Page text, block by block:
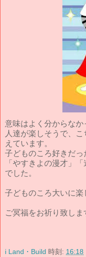
意味はよく分からな
人達が楽しそうで、
えています。
子どものころ好きだっ
「やすきよの漫才」
でした。
子どものころ大いに
ご冥福をお祈り致しま
i Land・Build 時刻: 16:18